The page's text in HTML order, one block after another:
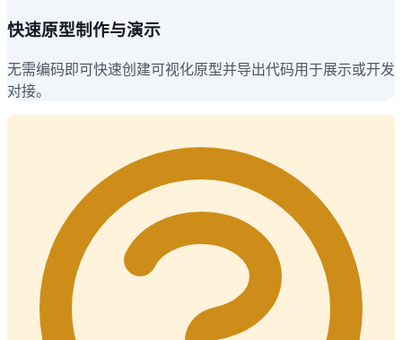
快速原型制作与演示
无需编码即可快速创建可视化原型并导出代码用于展示或开发
对接。